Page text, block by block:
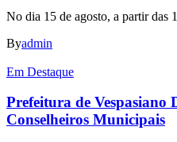
No dia 15 de agosto, a partir das
Byadmin
Em Destaque
Prefeitura de Vespasiano
Conselheiros Municipais